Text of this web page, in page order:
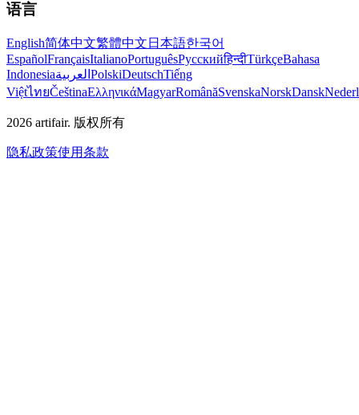
语言
English简体中文繁體中文 日本語한국어
EspañolFrançaisItalianoPortuguêsРусскийहिन्दीTürkçeBahasa
Indonesiaالعربية PolskiDeutschTiếng
ViệtไทยČeštinaΕλληνικάMagyarRomânăSvenskaNorskDansk
2026 artifair. 版权所有
隐私政策使用条款